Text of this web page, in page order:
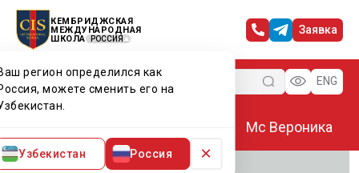
КЕМБРИДЖСКАЯ
МЕЖДУНАРОДНАЯ
ШКОЛА
РОССИЯ
регион определился как
можете сменить его на
Узбекистан Россия ×
Заявка
Меню ENG
Мс Вероника